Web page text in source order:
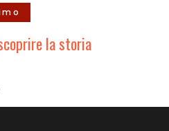
la storia